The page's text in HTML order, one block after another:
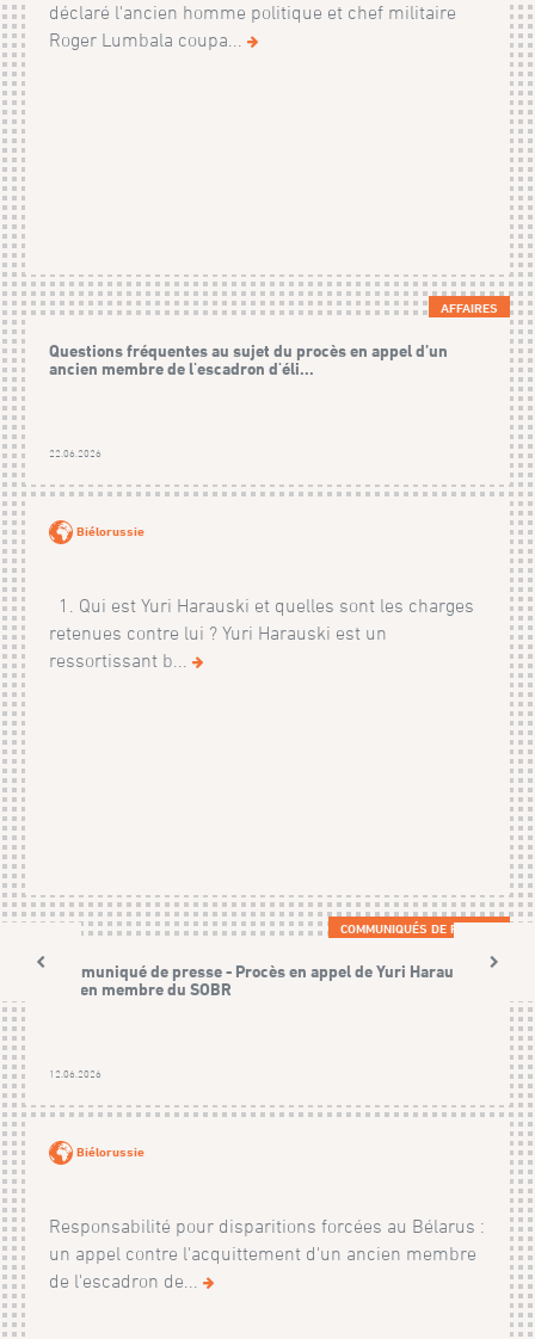
déclaré l'ancien homme politique et chef militaire
Roger Lumbala coupa...
AFFAIRES
Questions fréquentes au sujet du procès en appel d’un
ancien membre de l'escadron d'éli...
22.06.2026
Biélorussie
1. Qui est Yuri Harauski et quelles sont les charges
retenues contre lui ? Yuri Harauski est un
ressortissant b...
COMMUNIQUÉS DE PRESSE
Communiqué de presse - Procès en appel de Yuri Harauski,
ancien membre du SOBR
12.06.2026
Biélorussie
Responsabilité pour disparitions forcées au Bélarus :
un appel contre l'acquittement d'un ancien membre
de l'escadron de...